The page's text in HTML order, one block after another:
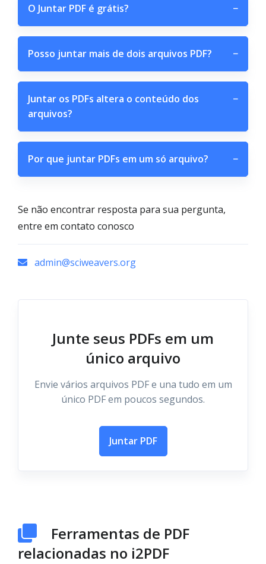
O Juntar PDF é grátis? −
Posso juntar mais de dois arquivos PDF? −
Juntar os PDFs altera o conteúdo dos
arquivos?
−
Por que juntar PDFs em um só arquivo? −
Se não encontrar resposta para sua pergunta,
entre em contato conosco
admin@sciweavers.org
Junte seus PDFs em um
único arquivo
Envie vários arquivos PDF e una tudo em um
único PDF em poucos segundos.
Juntar PDF
Ferramentas de PDF
relacionadas no i2PDF